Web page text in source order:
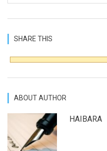
SHARE THIS
ABOUT AUTHOR
HAIBARA